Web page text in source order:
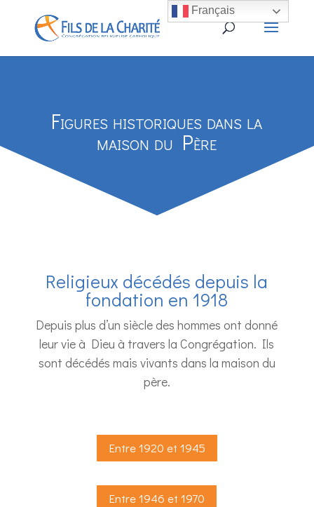
Figures historiques dans la
maison du Père
Religieux décédés depuis la
fondation en 1918
Depuis plus d’un siècle des hommes ont donné
leur vie à Dieu à travers la Congrégation. Ils
sont décédés mais vivants dans la maison du
père.
Entre 1920 et 1945
Entre 1946 et 1970
Français